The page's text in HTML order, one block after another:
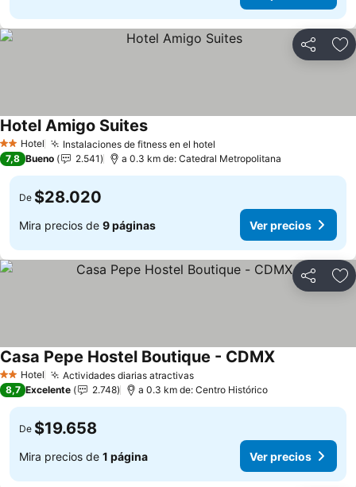
Compartir
2 Estrellas
Hotel Instalaciones de fitness en el hotel
Hotel Amigo Suites
7,8 Bueno 2.541 a 0.3 km de: Catedral Metropolitana
De $28.020
Mira precios de 9 páginas Ver precios
Compartir
2 Estrellas
Hotel Actividades diarias atractivas
Casa Pepe Hostel Boutique - CDMX
8,7 Excelente 2.748 a 0.3 km de: Centro Histórico
De $19.658
Mira precios de 1 página Ver precios